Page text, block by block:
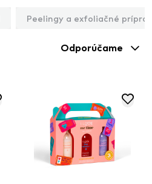
Peelingy a exfoliačné
Odporúčame